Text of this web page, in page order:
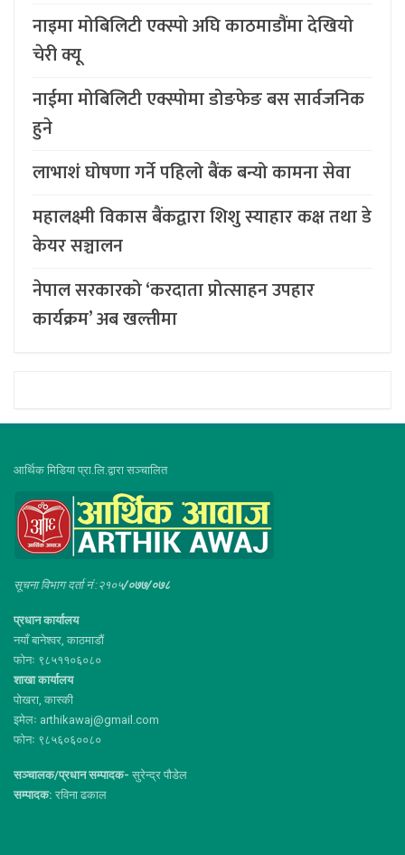
नाइमा मोबिलिटी एक्स्पो अघि काठमाडौंमा देखियो
चेरी क्यू
नाईमा मोबिलिटी एक्स्पोमा डोङफेङ बस सार्वजनिक
हुने
लाभाशं घोषणा गर्ने पहिलो बैंक बन्यो कामना सेवा
महालक्ष्मी विकास बैंकद्वारा शिशु स्याहार कक्ष तथा डे
केयर सञ्चालन
नेपाल सरकारको ‘करदाता प्रोत्साहन उपहार
कार्यक्रम’ अब खल्तीमा
आर्थिक मिडिया प्रा.लि.द्वारा सञ्चालित
सूचना विभाग दर्ता नं :२१०५/०७७/०७८
प्रधान कार्यालय
नयाँ बानेश्वर, काठमाडौं
फोनः ९८५११०६०८०
शाखा कार्यालय
पोखरा, कास्की
इमेलः arthikawaj@gmail.com
फोनः ९८५६०६००८०
सञ्चालक/प्रधान सम्पादक- सुरेन्द्र पौडेल
सम्पादक: रविना ढकाल